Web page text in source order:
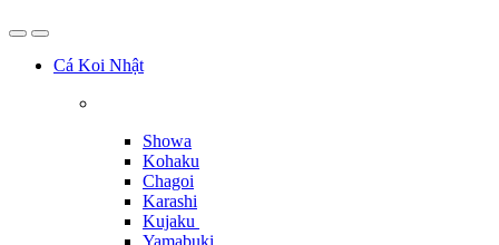
Cá Koi Nhật
Showa
Kohaku
Chagoi
Karashi
Kujaku
Yamabuki